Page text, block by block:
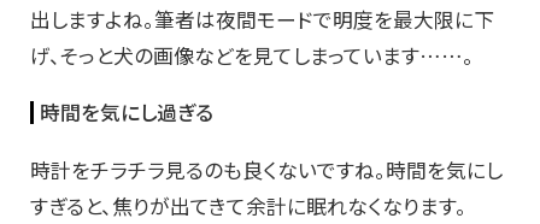
出しますよね。筆者は夜間モードで明度を最大限に下
げ、そっと犬の画像などを見てしまっています……。
時間を気にし過ぎる
時計をチラチラ見るのも良くないですね。時間を気にし
すぎると、焦りが出てきて余計に眠れなくなります。